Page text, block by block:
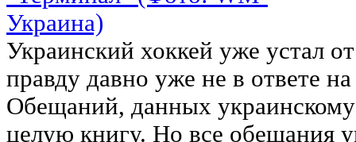
Украинский хоккей уже устал
правду давно уже не в ответе
Обещаний, данных
целую книгу. Но все обещания